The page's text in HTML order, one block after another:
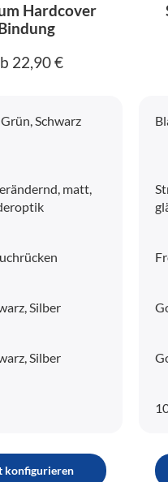
Hardcover
22,90 €
Schwarz
matt,
Silber
Silber
konfigurieren